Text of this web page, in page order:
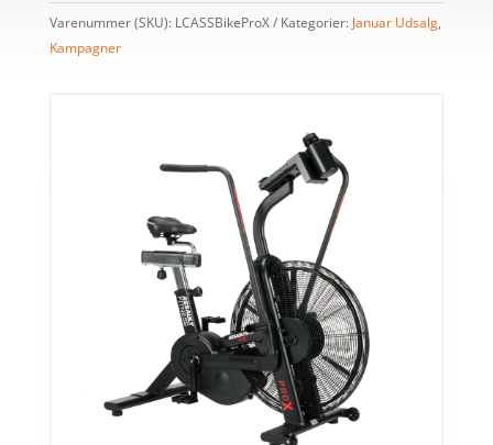
Varenummer (SKU): LCASSBikeProX Kategorier: Januar Udsalg,
Kampagner